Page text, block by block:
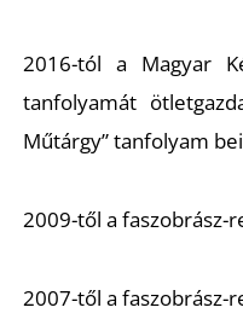
2016-tól a Magyar
tanfolyamát
Műtárgy” tanfolyam
2009-től a faszobrász-
2007-től a faszobrász-